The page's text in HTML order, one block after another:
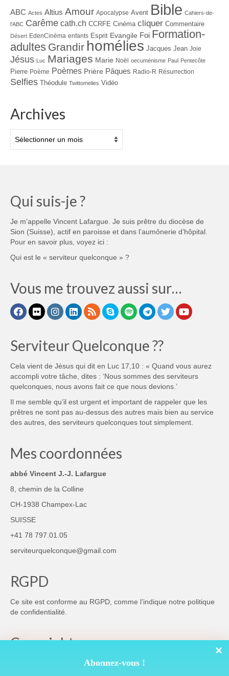
Abonnez-vous !
ABC Actes Altius Amour Apocalypse Avent Bible Cahiers-de-
l'ABC Carême cath.ch CCRFE Cinéma cliquer Commentaire
Désert EdenCinéma enfants Esprit Evangile Foi Formation-
adultes Grandir homélies Jacques Jean Joie
Jésus Luc Mariages Marie Noël oecuménisme Paul Pentecôte
Pierre Poème Poèmes Prière Pâques Radio-R Résurrection
Selfies Théodule Twittomelies Vidéo
Archives
Qui suis-je ?
Je m’appelle Vincent Lafargue. Je suis prêtre du diocèse de
Sion (Suisse), actif en paroisse et dans l’aumônerie d’hôpital.
Pour en savoir plus, voyez ici :
Qui est le « serviteur quelconque » ?
Vous me trouvez aussi sur…
Serviteur Quelconque ??
Cela vient de Jésus qui dit en Luc 17,10 : « Quand vous aurez
accompli votre tâche, dites : ‘Nous sommes des serviteurs
quelconques, nous avons fait ce que nous devions.’
Il me semble qu’il est urgent et important de rappeler que les
prêtres ne sont pas au-dessus des autres mais bien au service
des autres, des serviteurs quelconques tout simplement.
Mes coordonnées
abbé Vincent J.-J. Lafargue
8, chemin de la Colline
CH-1938 Champex-Lac
SUISSE
+41 78 797.01.05
serviteurquelconque@gmail.com
RGPD
Ce site est conforme au RGPD, comme l’indique notre politique
de confidentialité
Copyright